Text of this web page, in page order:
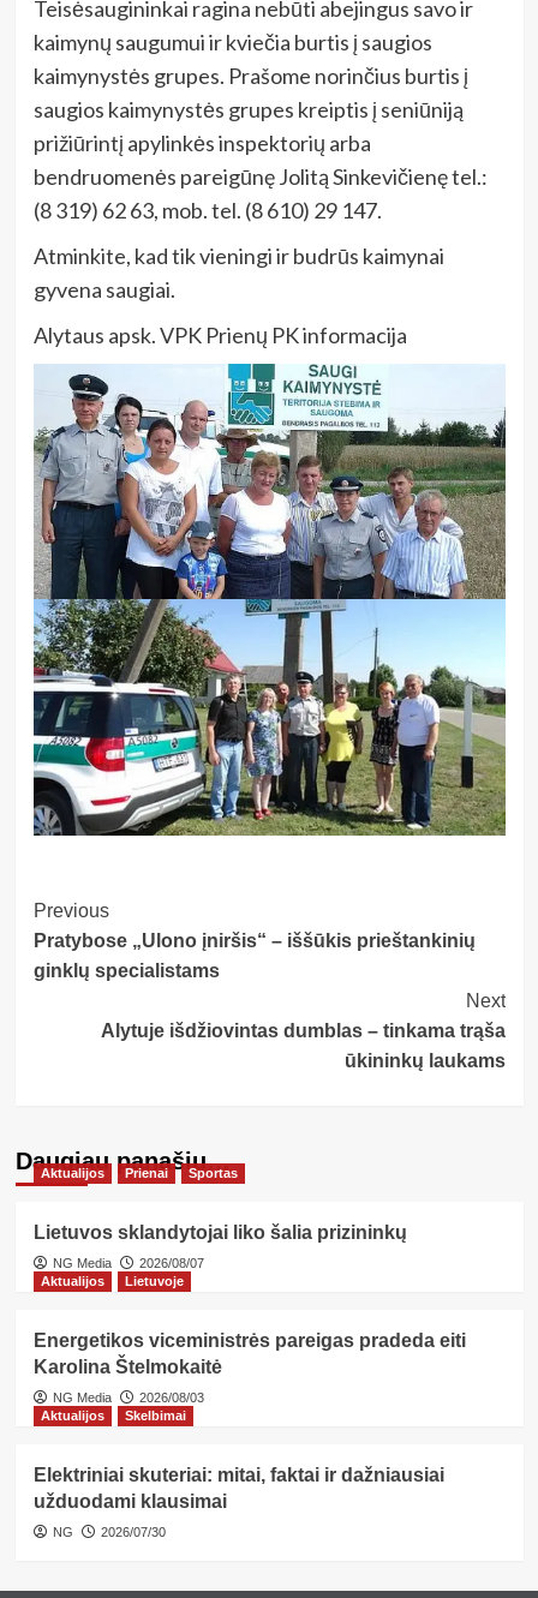
Teisėsaugininkai ragina nebūti abejingus savo ir
kaimynų saugumui ir kviečia burtis į saugios
kaimynystės grupes. Prašome norinčius burtis į
saugios kaimynystės grupes kreiptis į seniūniją
prižiūrintį apylinkės inspektorių arba
bendruomenės pareigūnę Jolitą Sinkevičienę tel.:
(8 319) 62 63, mob. tel. (8 610) 29 147.
Atminkite, kad tik vieningi ir budrūs kaimynai
gyvena saugiai.
Alytaus apsk. VPK Prienų PK informacija
Post
Navigation
Previous
Pratybose „Ulono įniršis“ – iššūkis prieštankinių
ginklų specialistams
Next
Alytuje išdžiovintas dumblas – tinkama trąša
ūkininkų laukams
Daugiau panašių…
Aktualijos Prienai Sportas
Lietuvos sklandytojai liko šalia prizininkų
NG Media
2026/08/07
Aktualijos
Lietuvoje
Energetikos viceministrės pareigas pradeda eiti
Karolina Štelmokaitė
NG Media
2026/08/03
Aktualijos
Skelbimai
Elektriniai skuteriai: mitai, faktai ir dažniausiai
užduodami klausimai
NG 2026/07/30